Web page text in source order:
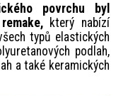
povrchu byl
který nabízí
typů elastických
podlah,
a také keramických